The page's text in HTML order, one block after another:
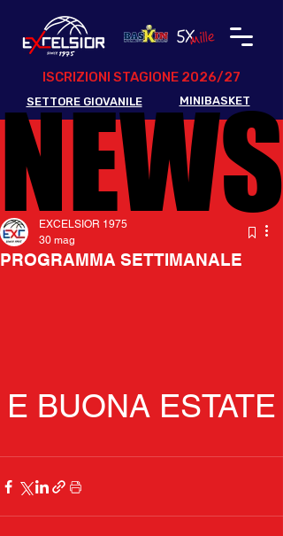
ISCRIZIONI STAGIONE 2026/27
SETTORE GIOVANILE MINIBASKET
PROGRAMMA SETTIMANALE
EXCELSIOR 1975
30 mag
E BUONA ESTATE
NEWS
NEWS